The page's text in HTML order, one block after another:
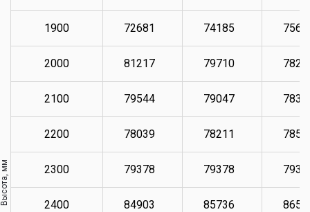
Высота, мм
1900 72681 74185
2000 81217 79710
2100 79544 79047
2200 78039 78211
2300 79378 79378
2400 84903 85736